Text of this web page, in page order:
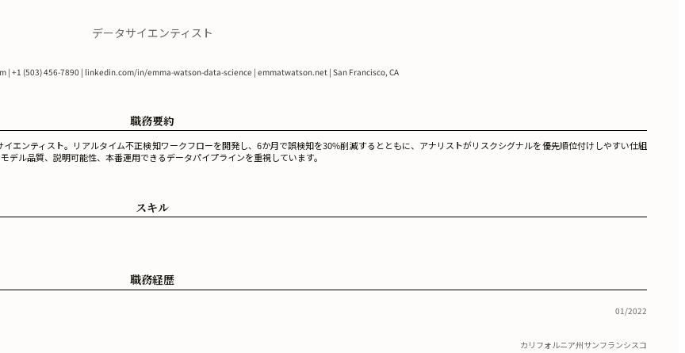
データサイエンティスト
| +1 (503) 456-7890 | linkedin.com/in/emma-watson-data-science | emmatwatson.net | San Francisco, CA
職務要約
エンティスト。リアルタイム不正検知ワークフローを開発し、6か月で誤検知を30%削減するとともに、アナリストがリスクシグナルを優先順位付けしやすい仕組
ル品質、説明可能性、本番運用できるデータパイプラインを重視しています。
スキル
職務経歴
01/2022
カリフォルニア州サンフランシスコ